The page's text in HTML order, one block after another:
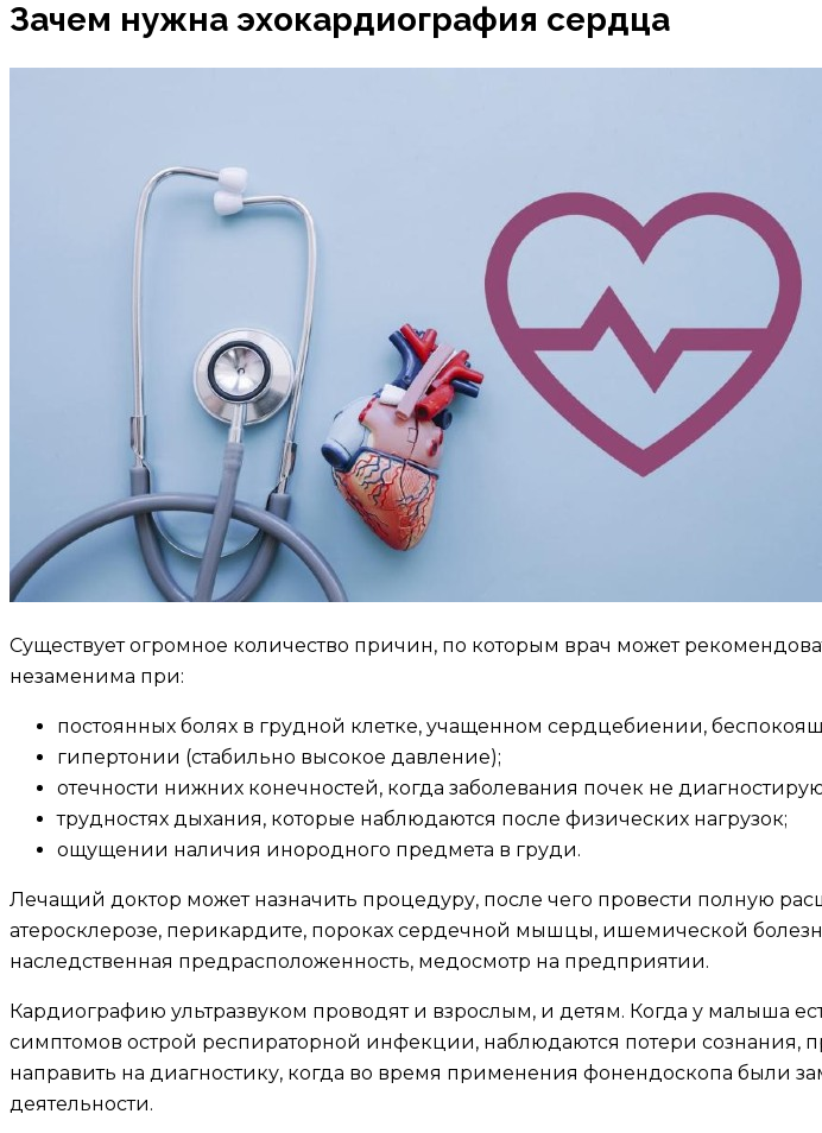
Зачем нужна эхокардиография сердца
Существует огромное количество причин, по которым врач может
незаменима при:
постоянных болях в грудной клетке, учащенном сердцебиении,
гипертонии (стабильно высокое давление);
отечности нижних конечностей, когда заболевания почек не
трудностях дыхания, которые наблюдаются после физических нагрузок;
ощущении наличия инородного предмета в груди.
Лечащий доктор может назначить процедуру, после чего провести полную
атеросклерозе, перикардите, пороках сердечной мышцы, ишемической
наследственная предрасположенность, медосмотр на предприятии.
Кардиографию ультразвуком проводят и взрослым, и детям. Когда у малыша
симптомов острой респираторной инфекции, наблюдаются потери сознания,
направить на диагностику, когда во время применения фонендоскопа были
деятельности.